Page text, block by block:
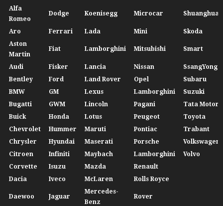
Alfa
Romeo
Dodge Koenisegg Microcar Shuanghuan
Aro Ferrari Lada Mini
Skoda
Aston
Martin
Fiat Lamborghini Mitsubishi Smart
Audi Fisker Lancia Nissan
SsangYong
Bentley
Ford Land Rover Opel
Subaru
BMW
GM Lexus Lamborghini
Suzuki
Bugatti
GWM Lincoln Pagani
Tata Motors
Buick
Honda Lotus Peugeot
Toyota
Chevrolet
Hummer Maruti Pontiac
Trabant
Chrysler
Hyundai Maserati Porsche
Volkswagen
Citroen
Infiniti Maybach Lamborghini
Volvo
Corvette
Isuzu Mazda
Renault
Dacia
Iveco McLaren Rolls Royce
Daewoo Jaguar
Mercedes-
Benz
Rover